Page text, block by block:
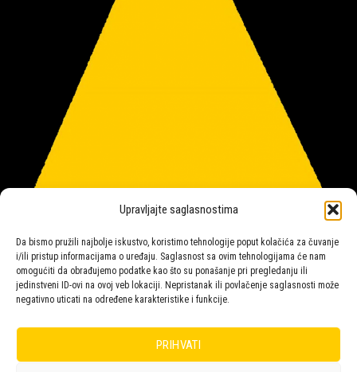
Upravljajte saglasnostima
Da bismo pružili najbolje iskustvo, koristimo tehnologije poput kolačića za čuvanje
i/ili pristup informacijama o uređaju. Saglasnost sa ovim tehnologijama će nam
omogućiti da obrađujemo podatke kao što su ponašanje pri pregledanju ili
jedinstveni ID-ovi na ovoj veb lokaciji. Nepristanak ili povlačenje saglasnosti može
negativno uticati na određene karakteristike i funkcije.
PRIHVATI